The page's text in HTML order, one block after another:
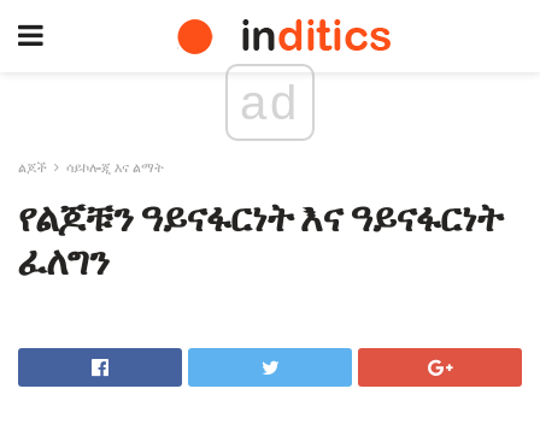
ad
ልጆች ሳይኮሎጂ እና ልማት
የልጆቹን ዓይናፋርነት እና ዓይናፋርነት
ፈለግን